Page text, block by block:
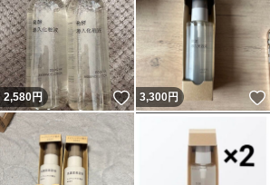
2,580円 いいね！
3,300円